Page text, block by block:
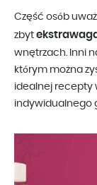
Część osób
zbyt
wnętrzach. Inni
którym można
idealnej recepty
indywidualnego